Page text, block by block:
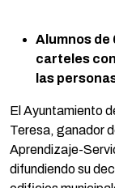
Alumnos de
carteles
las
El Ayuntamiento
Teresa, ganador
Aprendizaje-
difundiendo su